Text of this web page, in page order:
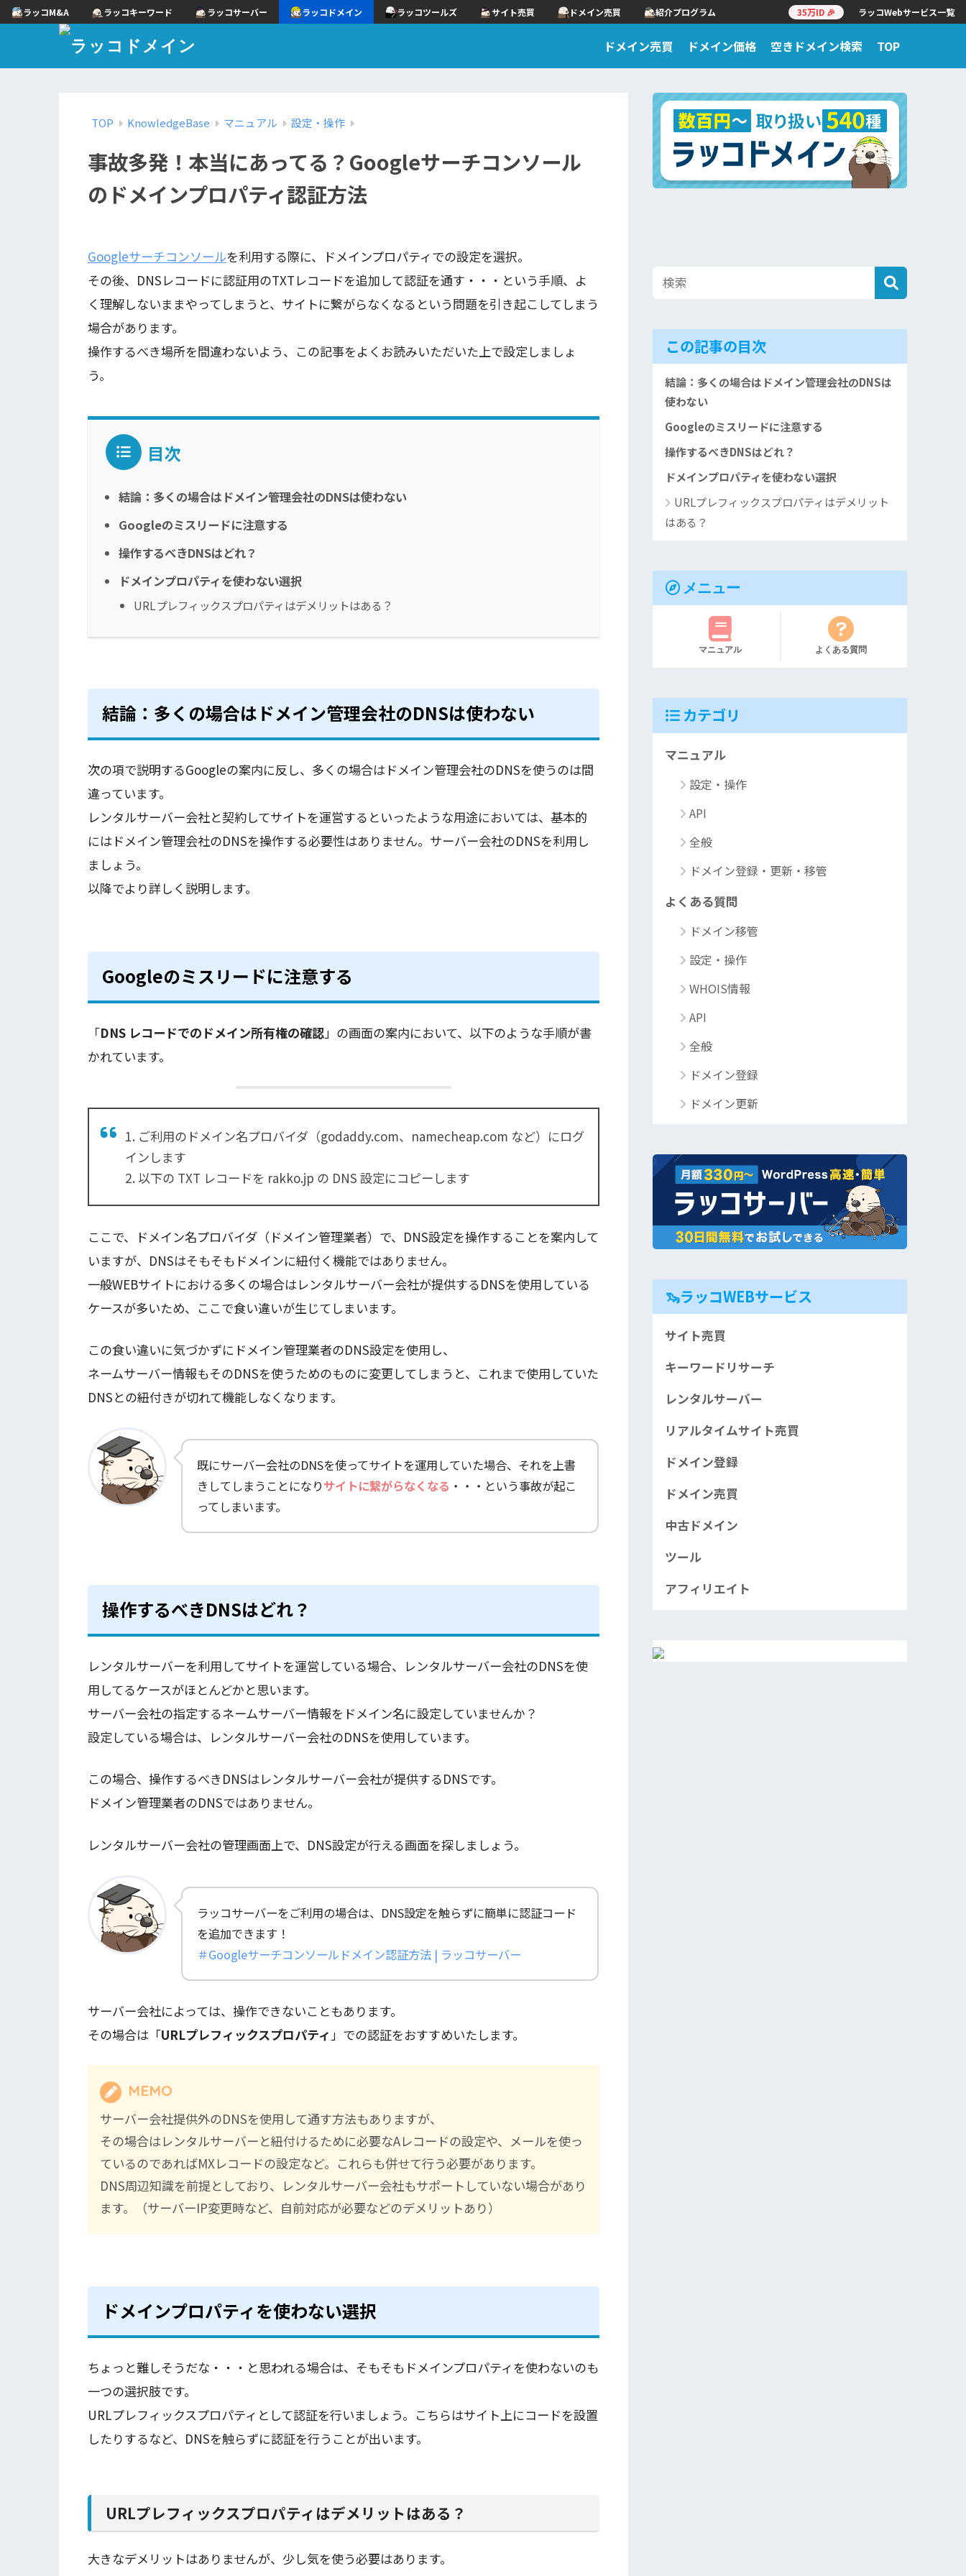
ラッコM&A ラッコキーワード ラッコサーバー ラッコドメイン ラッコツールズ サイト売買 ドメイン売買 紹介プログラム 35万ID 🎉 ラッコWebサービス一覧
ドメイン売買 ドメイン価格 空きドメイン検索 TOP
TOP KnowledgeBase マニュアル 設定・操作
事故多発！本当にあってる？Googleサーチコンソール
のドメインプロパティ認証方法
Googleサーチコンソールを利用する際に、ドメインプロパティでの設定を選択。
その後、DNSレコードに認証用のTXTレコードを追加して認証を通す・・・という手順、よ
く理解しないままやってしまうと、サイトに繋がらなくなるという問題を引き起こしてしまう
場合があります。
操作するべき場所を間違わないよう、この記事をよくお読みいただいた上で設定しましょ
う。
目次
結論：多くの場合はドメイン管理会社のDNSは使わない
Googleのミスリードに注意する
操作するべきDNSはどれ？
ドメインプロパティを使わない選択
URLプレフィックスプロパティはデメリットはある？
結論：多くの場合はドメイン管理会社のDNSは使わない
次の項で説明するGoogleの案内に反し、多くの場合はドメイン管理会社のDNSを使うのは間
違っています。
レンタルサーバー会社と契約してサイトを運営するといったような用途においては、基本的
にはドメイン管理会社のDNSを操作する必要性はありません。サーバー会社のDNSを利用し
ましょう。
以降でより詳しく説明します。
Googleのミスリードに注意する
「DNS レコードでのドメイン所有権の確認」の画面の案内において、以下のような手順が書
かれています。
1. ご利用のドメイン名プロバイダ（godaddy.com、namecheap.com など）にログ
インします
2. 以下の TXT レコードを rakko.jp の DNS 設定にコピーします
ここで、ドメイン名プロバイダ（ドメイン管理業者）で、DNS設定を操作することを案内して
いますが、DNSはそもそもドメインに紐付く機能ではありません。
一般WEBサイトにおける多くの場合はレンタルサーバー会社が提供するDNSを使用している
ケースが多いため、ここで食い違いが生じてしまいます。
この食い違いに気づかずにドメイン管理業者のDNS設定を使用し、
ネームサーバー情報もそのDNSを使うためのものに変更してしまうと、これまで使用していた
DNSとの紐付きが切れて機能しなくなります。
既にサーバー会社のDNSを使ってサイトを運用していた場合、それを上書
きしてしまうことになりサイトに繋がらなくなる ・・・という事故が起こ
ってしまいます。
操作するべきDNSはどれ？
レンタルサーバーを利用してサイトを運営している場合、レンタルサーバー会社のDNSを使
用してるケースがほとんどかと思います。
サーバー会社の指定するネームサーバー情報をドメイン名に設定していませんか？
設定している場合は、レンタルサーバー会社のDNSを使用しています。
この場合、操作するべきDNSはレンタルサーバー会社が提供するDNSです。
ドメイン管理業者のDNSではありません。
レンタルサーバー会社の管理画面上で、DNS設定が行える画面を探しましょう。
ラッコサーバーをご利用の場合は、DNS設定を触らずに簡単に認証コード
を追加できます！
＃Googleサーチコンソールドメイン認証方法 | ラッコサーバー
サーバー会社によっては、操作できないこともあります。
その場合は「URLプレフィックスプロパティ」での認証をおすすめいたします。
MEMO
サーバー会社提供外のDNSを使用して通す方法もありますが、
その場合はレンタルサーバーと紐付けるために必要なAレコードの設定や、メールを使っ
ているのであればMXレコードの設定など。これらも併せて行う必要があります。
DNS周辺知識を前提としており、レンタルサーバー会社もサポートしていない場合があり
ます。（サーバーIP変更時など、自前対応が必要などのデメリットあり）
ドメインプロパティを使わない選択
ちょっと難しそうだな・・・と思われる場合は、そもそもドメインプロパティを使わないのも
一つの選択肢です。
URLプレフィックスプロパティとして認証を行いましょう。こちらはサイト上にコードを設置
したりするなど、DNSを触らずに認証を行うことが出います。
URLプレフィックスプロパティはデメリットはある？
大きなデメリットはありませんが、少し気を使う必要はあります。
この記事の目次
結論：多くの場合はドメイン管理会社のDNSは
使わない
Googleのミスリードに注意する
操作するべきDNSはどれ？
ドメインプロパティを使わない選択
URLプレフィックスプロパティはデメリット
はある？
メニュー
マニュアル よくある質問
カテゴリ
マニュアル
設定・操作
API
全般
ドメイン登録・更新・移管
よくある質問
ドメイン移管
設定・操作
WHOIS情報
API
全般
ドメイン登録
ドメイン更新
🦦ラッコWEBサービス
サイト売買
キーワードリサーチ
レンタルサーバー
リアルタイムサイト売買
ドメイン登録
ドメイン売買
中古ドメイン
ツール
アフィリエイト